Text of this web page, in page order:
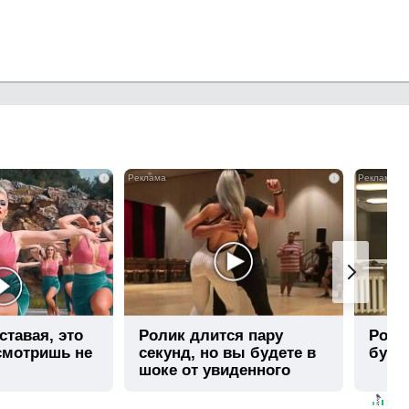
i
это
не
i
Ролик длится пару
секунд, но вы будете в
шоке от увиденного